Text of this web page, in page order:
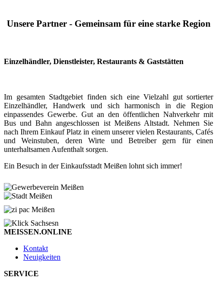
Unsere Partner - Gemeinsam für eine starke Region
Einzelhändler, Dienstleister, Restaurants & Gaststätten
Im gesamten Stadtgebiet finden sich eine Vielzahl gut sortierter
Einzelhändler, Handwerk und sich harmonisch in die Region
einpassendes Gewerbe. Gut an den öffentlichen Nahverkehr mit
Bus und Bahn angeschlossen ist Meißens Altstadt. Nehmen Sie
nach Ihrem Einkauf Platz in einem unserer vielen Restaurants, Cafés
und Weinstuben, deren Wirte und Betreiber gern für einen
unterhaltsamen Aufenthalt sorgen.
Ein Besuch in der Einkaufsstadt Meißen lohnt sich immer!
MEISSEN.ONLINE
Kontakt
Neuigkeiten
SERVICE